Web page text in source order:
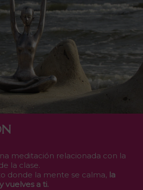
meditación relacionada con la
la clase.
donde la mente se calma, la
vuelves a ti.